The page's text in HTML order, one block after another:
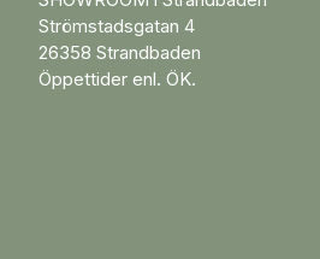
Strömstadsgatan 4
26358 Strandbaden
Öppettider enl. ÖK.